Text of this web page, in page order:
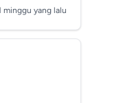
minggu yang lalu